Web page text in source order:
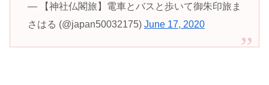
— 【神社仏閣旅】電車とバスと歩いて御朱印旅ま
さはる (@japan50032175) June 17, 2020